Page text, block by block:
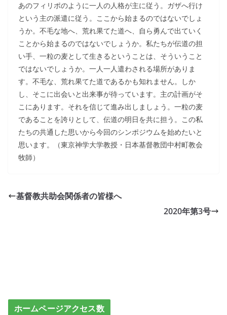
あのフィリポのように一人の人格が主に従う。ガザへ行け
という主の派遣に従う。ここから始まるのではないでしょ
うか。不毛な地へ、荒れ果てた道へ、自ら勇んで出ていく
ことから始まるのではないでしょうか。私たちが伝道の担
い手、一粒の麦として生きるということは、そういうこと
ではないでしょうか。一人一人遣わされる場所がありま
す。不毛な、荒れ果てた道であるかも知れません。しか
し、そこに出会いと出来事が待っています。主の計画がそ
こにあります。それを信じて進み出しましょう。一粒の麦
であることを誇りとして、伝道の明日を共に担う。この私
たちの共通した思いから今回のシンポジウムを始めたいと
思います。（東京神学大学教授・日本基督教団中村町教会
牧師）
基督教共助会関係者の皆様へ
2020年第3号
ホームページアクセス数